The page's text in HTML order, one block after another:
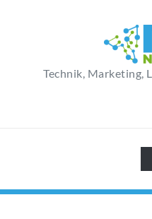
Technik, Marketing,